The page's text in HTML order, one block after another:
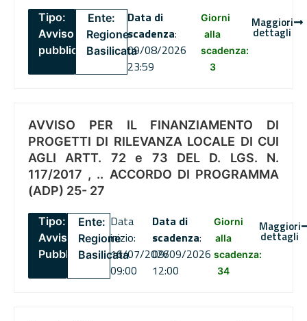
Tipo:
Avviso
pubblico
Ente:
Regione
Basilicata
Data di
scadenza:
09/08/2026
23:59
Giorni
alla
scadenza:
3
Maggiori
dettagli
AVVISO PER IL FINANZIAMENTO DI
PROGETTI DI RILEVANZA LOCALE DI CUI
AGLI ARTT. 72 e 73 DEL D. LGS. N.
117/2017 , .. ACCORDO DI PROGRAMMA
(ADP) 25- 27
Tipo:
Avviso
Pubblico
Ente:
Regione
Basilicata
Data
inizio:
16/07/2026
09:00
Data di
scadenza:
09/09/2026
12:00
Giorni
alla
scadenza:
34
Maggiori
dettagli